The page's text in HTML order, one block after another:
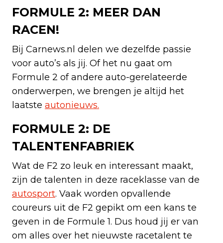
FORMULE 2: MEER DAN
RACEN!
Bij Carnews.nl delen we dezelfde passie
voor auto’s als jij. Of het nu gaat om
Formule 2 of andere auto-gerelateerde
onderwerpen, we brengen je altijd het
laatste autonieuws.
FORMULE 2: DE
TALENTENFABRIEK
Wat de F2 zo leuk en interessant maakt,
zijn de talenten in deze raceklasse van de
autosport. Vaak worden opvallende
coureurs uit de F2 gepikt om een kans te
geven in de Formule 1. Dus houd jij er van
om alles over het nieuwste racetalent te